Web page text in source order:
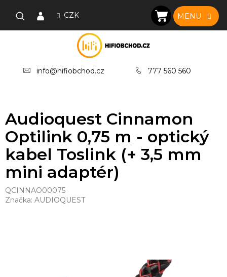
CZK
info@hifiobchod.cz 777 560 560
NÁKUPNÍ
KOŠÍK
Audioquest Cinnamon
Optilink 0,75 m - optický
kabel Toslink (+ 3,5 mm
mini adaptér)
QCINNAO00075
Značka: AUDIOQUEST